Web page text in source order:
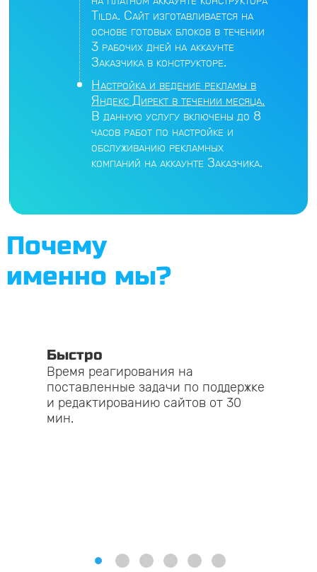
Tilda. Сайт изготавливается на
основе готовых блоков в течении
3 рабочих дней на аккаунте
Заказчика в конструкторе.
Настройка и ведение рекламы в
Яндекс Директ в течении месяца.
В данную услугу включены до 8
часов работ по настройке и
обслуживанию рекламных
компаний на аккаунте Заказчика.
Почему
именно мы?
Быстро
Время реагирования на
поставленные задачи по поддержке
и редактированию сайтов от 30
мин.